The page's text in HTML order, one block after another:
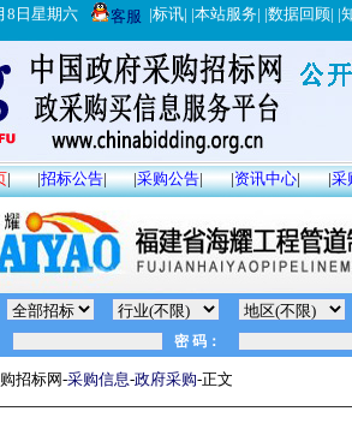
8日星期六 客服 |标讯| |本站服务| |数据回顾| |
| |招标公告| |采购公告| |资讯中心| |采
招标网-采购信息-政府采购-正文